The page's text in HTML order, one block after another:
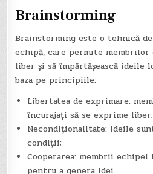
Brainstorming
Brainstorming este o tehnică
echipă, care permite membrilor
liber și să împărtășească ideile
baza pe principiile:
Libertatea de exprimare:
încurajați să se exprime liber;
Necondiționalitate: ideile
condiții;
Cooperarea: membrii echipei
pentru a genera idei.